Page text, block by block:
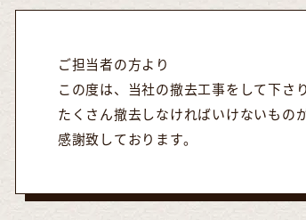
ご担当者の方より
この度は、当社の撤去工事をして下さ
たくさん撤去しなければいけないもの
感謝致しております。